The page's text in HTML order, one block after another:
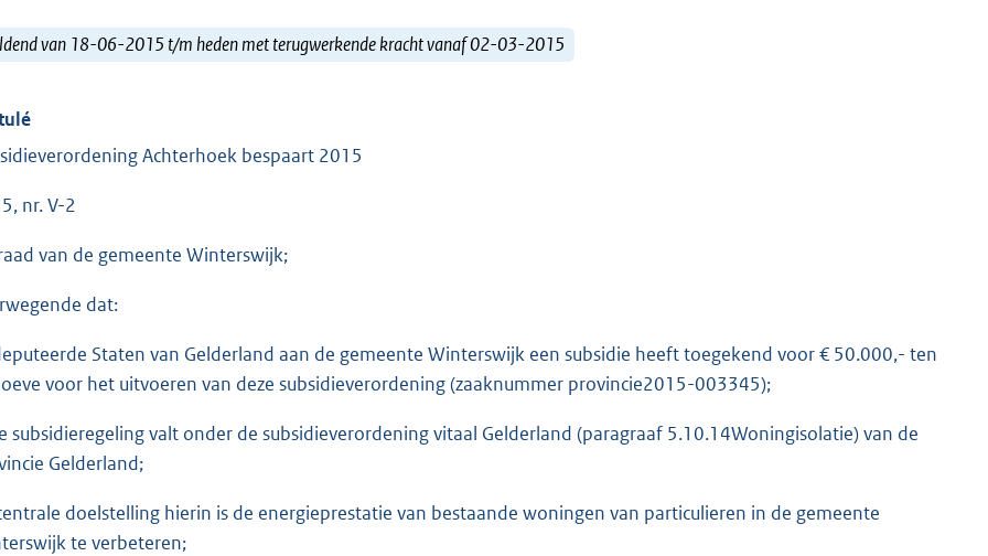
van 18-06-2015 t/m heden met terugwerkende kracht vanaf 02-03-2015
Achterhoek bespaart 2015
nr. V-2
van de gemeente Winterswijk;
dat:
Staten van Gelderland aan de gemeente Winterswijk een subsidie heeft toegekend voor € 50.000,- ten
voor het uitvoeren van deze subsidieverordening (zaaknummer provincie2015-003345);
subsidieregeling valt onder de subsidieverordening vitaal Gelderland (paragraaf 5.10.14Woningisolatie) van de
Gelderland;
doelstelling hierin is de energieprestatie van bestaande woningen van particulieren in de gemeente
te verbeteren;